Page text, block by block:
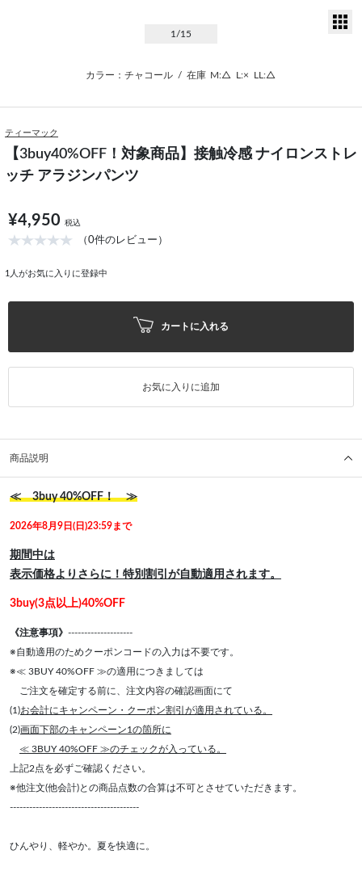
1 /15
カラー：チャコール / 在庫 M:△ L:× LL:△
ティーマック
【3buy40%OFF！対象商品】接触冷感 ナイロンストレ
ッチ アラジンパンツ
¥4,950 税込
（0件のレビュー）
1 人がお気に入りに登録中
カートに入れる
お気に入りに追加
商品説明
≪ 3buy 40%OFF！ ≫
2026年8月9日(日)23:59まで
期間中は
表示価格よりさらに！特別割引が自動適用されます。
3buy(3点以上)40%OFF
《注意事項》 --------------------
※自動適用のためクーポンコードの入力は不要です。
※≪ 3BUY 40%OFF ≫の適用につきましては
ご注文を確定する前に、注文内容の確認画面にて
(1)お会計にキャンペーン・クーポン割引が適用されている。
(2)画面下部のキャンペーン1の箇所に
≪ 3BUY 40%OFF ≫のチェックが入っている。
上記2点を必ずご確認ください。
※他注文(他会計)との商品点数の合算は不可とさせていただきます。
----------------------------------------
ひんやり、軽やか。夏を快適に。